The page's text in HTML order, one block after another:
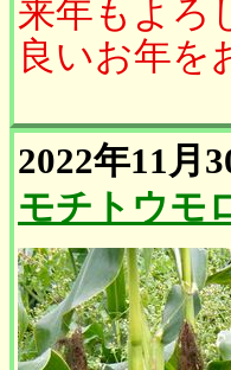
来年もよろ
良いお年を
2022年11月
モチトウモ